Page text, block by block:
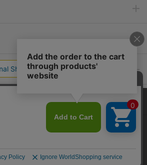
SNS
体験とコンテンツ改善のためにCookieを使用
ことで、Cookieの使用に同意したものとみな
同意して閉じる